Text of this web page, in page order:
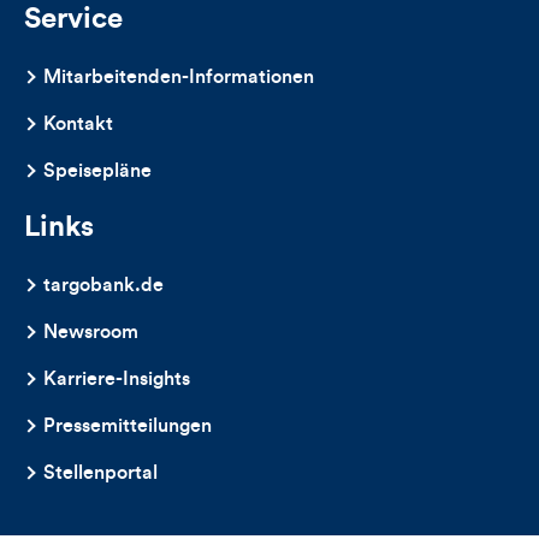
Service
Mitarbeitenden-Informationen
Kontakt
Speisepläne
Links
targobank.de
Newsroom
Karriere-Insights
Pressemitteilungen
Stellenportal